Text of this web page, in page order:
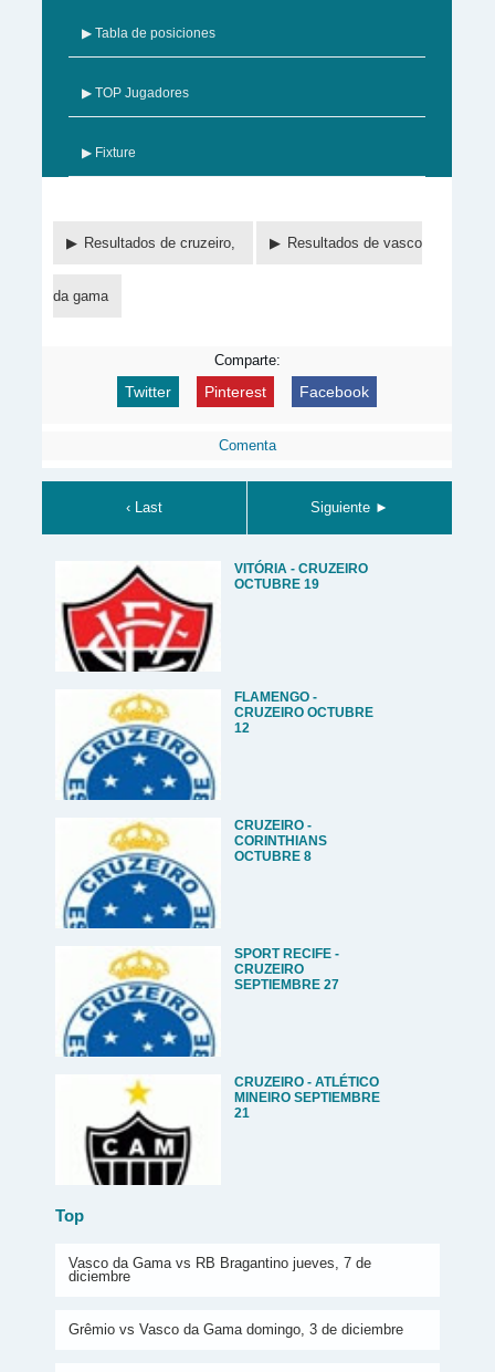
▶ Tabla de posiciones
▶ TOP Jugadores
▶ Fixture
Resultados de cruzeiro, Resultados de vasco
da gama
Comparte:
Twitter Pinterest Facebook
Comenta
‹ Last Siguiente ►
VITÓRIA - CRUZEIRO
OCTUBRE 19
FLAMENGO -
CRUZEIRO OCTUBRE
12
CRUZEIRO -
CORINTHIANS
OCTUBRE 8
SPORT RECIFE -
CRUZEIRO
SEPTIEMBRE 27
CRUZEIRO - ATLÉTICO
MINEIRO SEPTIEMBRE
21
Top
Vasco da Gama vs RB Bragantino jueves, 7 de
diciembre
Grêmio vs Vasco da Gama domingo, 3 de diciembre